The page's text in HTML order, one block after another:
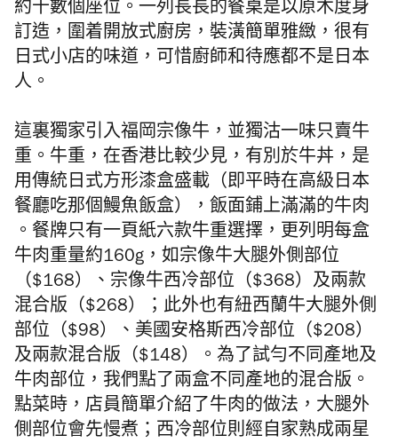
約十數個座位。一列長長的餐桌是以原木度身
訂造，圍着開放式廚房，裝潢簡單雅緻，很有
日式小店的味道，可惜廚師和待應都不是日本
人。
這裏獨家引入福岡宗像牛，並獨沽一味只賣牛
重。牛重，在香港比較少見，有別於牛丼，是
用傳統日式方形漆盒盛載（即平時在高級日本
餐廳吃那個鰻魚飯盒），飯面鋪上滿滿的牛肉
。餐牌只有一頁紙六款牛重選擇，更列明每盒
牛肉重量約160g ，如宗像牛大腿外側部位
（$168）、宗像牛西冷部位（$368）及兩款
混合版（$268）；此外也有紐西蘭牛大腿外側
部位（$98）、美國安格斯西冷部位（$208）
及兩款混合版（$148）。為了試勻不同產地及
牛肉部位，我們點了兩盒不同產地的混合版。
點菜時，店員簡單介紹了牛肉的做法，大腿外
側部位會先慢煮；西冷部位則經自家熟成兩星